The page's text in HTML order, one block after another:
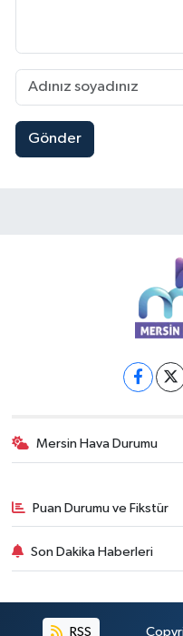
Gönder
Mersin Hava Durumu
Puan Durumu ve Fikstür
Son Dakika Haberleri
RSS